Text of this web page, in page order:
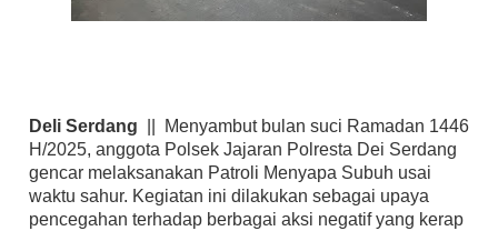
Deli Serdang
|| Menyambut bulan suci Ramadan 1446
H/2025, anggota Polsek Jajaran Polresta Dei Serdang
gencar melaksanakan Patroli Menyapa Subuh usai
waktu sahur. Kegiatan ini dilakukan sebagai upaya
pencegahan terhadap berbagai aksi negatif yang kerap